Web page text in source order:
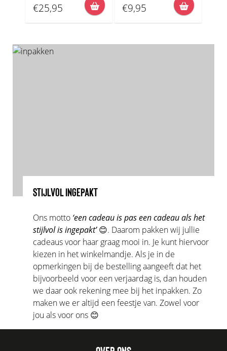
€25,95 €9,95
STIJLVOL INGEPAKT
Ons motto ‘een cadeau is pas een cadeau als het
stijlvol is ingepakt’😊. Daarom pakken wij jullie
cadeaus voor haar graag mooi in. Je kunt hiervoor
kiezen in het winkelmandje. Als je in de
opmerkingen bij de bestelling aangeeft dat het
bijvoorbeeld voor een verjaardag is, dan houden
we daar ook rekening mee bij het inpakken. Zo
maken we er altijd een feestje van. Zowel voor
jou als voor ons 😊